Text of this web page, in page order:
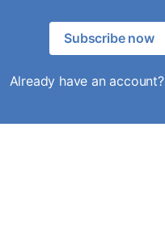
Subscribe now
Already have an account?